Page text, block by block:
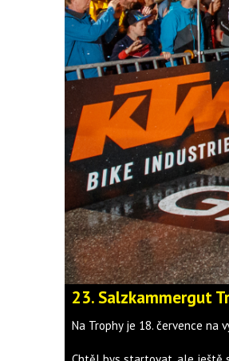
23. Salzkammergut
Na Trophy je 18. července na